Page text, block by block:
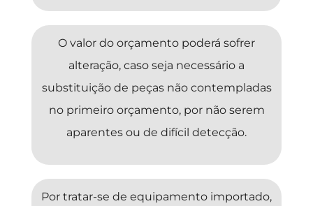
O valor do orçamento poderá sofrer
alteração, caso seja necessário a
substituição de peças não contempladas
no primeiro orçamento, por não serem
aparentes ou de difícil detecção.
Por tratar-se de equipamento importado,